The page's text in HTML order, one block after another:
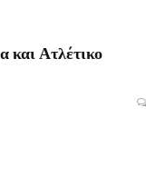
Ατλέτικο